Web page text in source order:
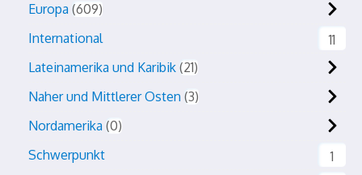
Europa 609
International
11
Lateinamerika und Karibik 21
Naher und Mittlerer Osten 3
Nordamerika 0
Schwerpunkt
1